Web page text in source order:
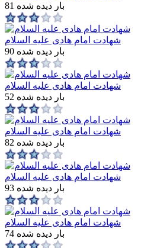
81 بار دیده شده
شهادت امام هادی علیه السلام
90 بار دیده شده
شهادت امام هادی علیه السلام
52 بار دیده شده
شهادت امام هادی علیه السلام
82 بار دیده شده
شهادت امام هادی علیه السلام
93 بار دیده شده
شهادت امام هادی علیه السلام
74 بار دیده شده